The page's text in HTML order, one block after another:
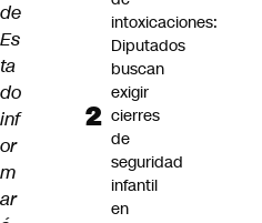
de
Es
ta
do
inf
or
m
ar
intoxicaciones:
Diputados
buscan
exigir
cierres
de
seguridad
infantil
en